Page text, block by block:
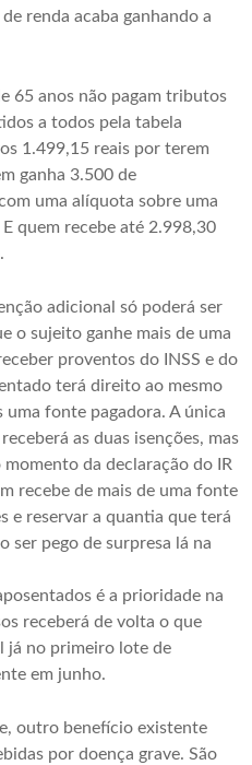
renda acaba ganhando a
65 anos não pagam tributos
a todos pela tabela
1.499,15 reais por terem
ganha 3.500 de
uma alíquota sobre uma
quem recebe até 2.998,30
adicional só poderá ser
o sujeito ganhe mais de uma
proventos do INSS e do
terá direito ao mesmo
uma fonte pagadora. A única
as duas isenções, mas
da declaração do IR
recebe de mais de uma fonte
e reservar a quantia que terá
ser pego de surpresa lá na
é a prioridade na
receberá de volta o que
já no primeiro lote de
em junho.
outro benefício existente
por doença grave. São